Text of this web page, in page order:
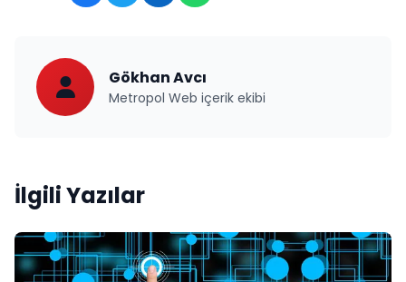
Gökhan Avcı
Metropol Web içerik ekibi
İlgili Yazılar